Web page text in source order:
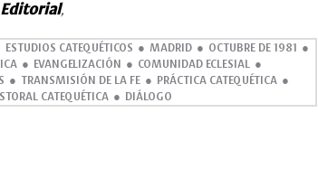
Editorial,
ESTUDIOS CATEQUÉTICOS MADRID
OCTUBRE DE 1981
EVANGELIZACIÓN
COMUNIDAD ECLESIAL
TRANSMISIÓN DE LA FE
PRÁCTICA CATEQUÉTICA
CATEQUÉTICA DIÁLOGO